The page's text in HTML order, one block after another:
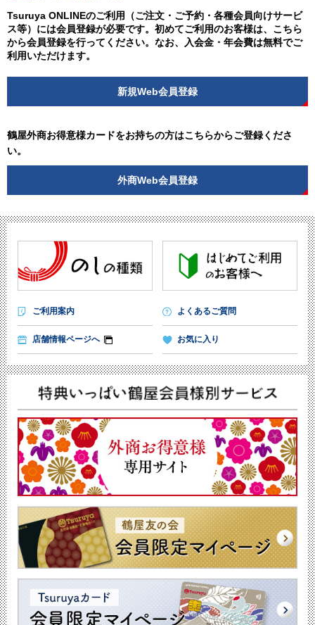
Tsuruya ONLINEのご利用（ご注文・ご予約・各種会員向けサービ
ス等）には会員登録が必要です。初めてご利用のお客様は、こちら
から会員登録を行ってください。なお、入会金・年会費は無料でご
利用いただけます。
新規Web会員登録
鶴屋外商お得意様カードをお持ちの方はこちらからご登録くださ
い。
外商Web会員登録
ご利用案内 よくあるご質問
店舗情報ページへ お気に入り